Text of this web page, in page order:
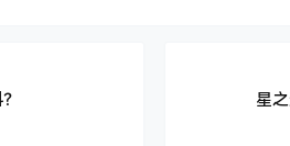
星